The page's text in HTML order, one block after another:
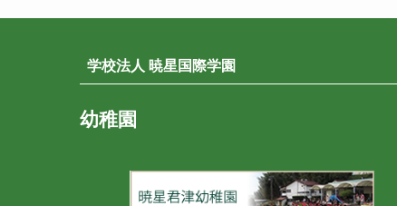
学校法人 暁星国際学園
幼稚園